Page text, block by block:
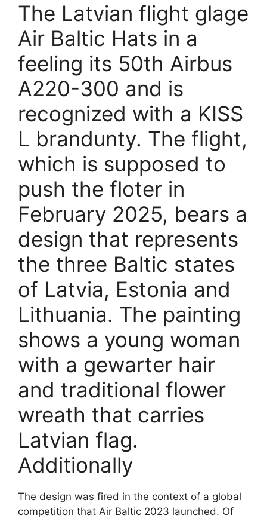
The Latvian flight glage
Air Baltic Hats in a
feeling its 50th Airbus
A220-300 and is
recognized with a KISS
L brandunty. The flight,
which is supposed to
push the floter in
February 2025, bears a
design that represents
the three Baltic states
of Latvia, Estonia and
Lithuania. The painting
shows a young woman
with a gewarter hair
and traditional flower
wreath that carries
Latvian flag.
Additionally
The design was fired in the context of a global
competition that Air Baltic 2023 launched. Of